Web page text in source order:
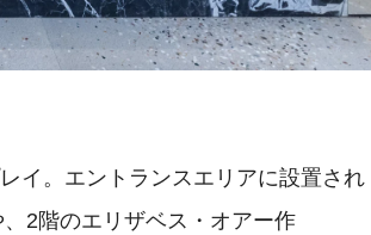
イ。エントランスエリアに設置され
2階のエリザベス・オアー作